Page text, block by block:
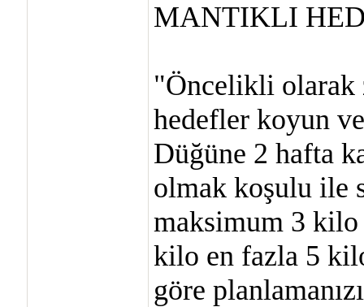
MANTIKLI
"Öncelikli olarak
hedefler koyun
Düğüne 2 hafta
olmak koşulu ile
maksimum 3
kilo en fazla 5
göre